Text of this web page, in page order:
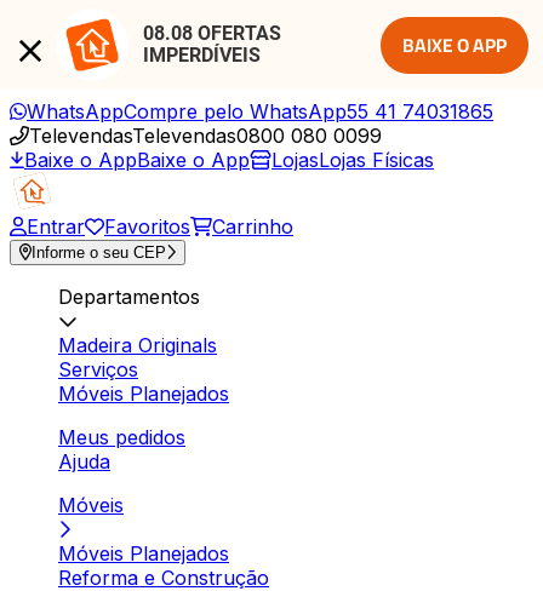
08.08 OFERTAS
IMPERDÍVEIS
BAIXE O APP
WhatsAppCompre pelo WhatsApp55 41 74031865
TelevendasTelevendas0800 080 0099
Baixe o AppBaixe o App LojasLojas Físicas
Entrar Favoritos Carrinho
Informe o seu CEP
Departamentos
Madeira Originals
Serviços
Móveis Planejados
Meus pedidos
Ajuda
Móveis
Móveis Planejados
Reforma e Construção